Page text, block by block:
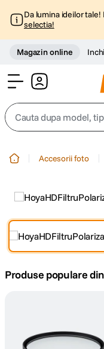
Da lumina ideilor
selectia!
Magazin online
Cauta dupa model, tipul
3. trepied
Accesorii foto
Produse populare